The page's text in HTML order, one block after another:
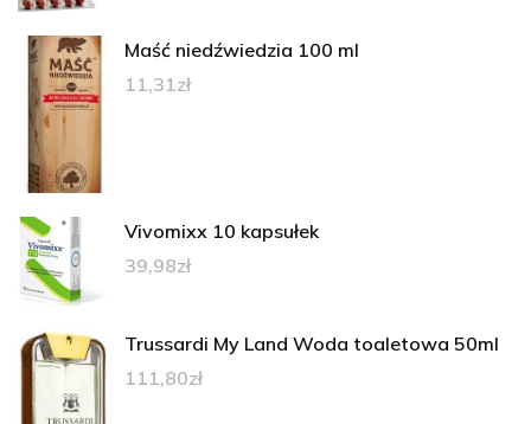
Maść niedźwiedzia 100 ml
11,31zł
Vivomixx 10 kapsułek
39,98zł
Trussardi My Land Woda toaletowa 50ml
111,80zł